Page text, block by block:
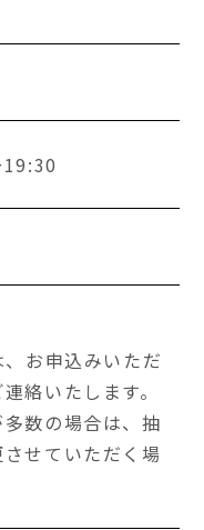
お申込みいただ
絡いたします。
数の場合は、抽
せていただく場